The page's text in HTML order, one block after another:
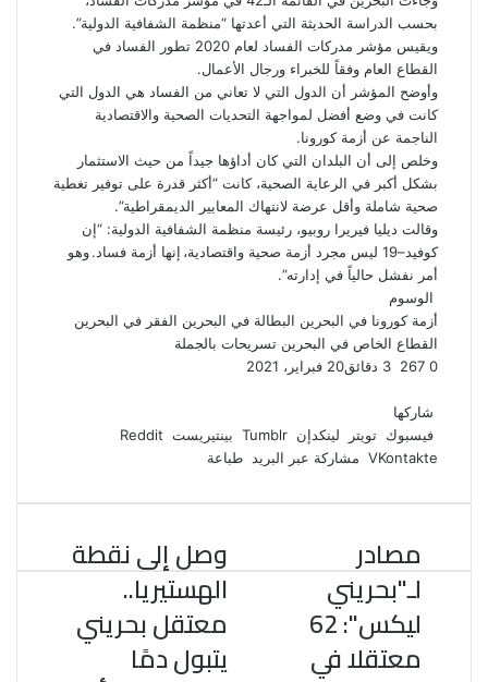
بحسب الدراسة الحديثة التي أعدتها “منظمة الشفافية الدولية”.
ويقيس مؤشر مدركات الفساد لعام 2020 تطور الفساد في
القطاع العام وفقاً للخبراء ورجال الأعمال.
وأوضح المؤشر أن الدول التي لا تعاني من الفساد هي الدول التي
كانت في وضع أفضل لمواجهة التحديات الصحية والاقتصادية
الناجمة عن أزمة كورونا.
وخلص إلى أن البلدان التي كان أداؤها جيداً من حيث الاستثمار
بشكل أكبر في الرعاية الصحية، كانت “أكثر قدرة على توفير تغطية
صحية شاملة وأقل عرضة لانتهاك المعايير الديمقراطية”.
وقالت ديليا فيريرا روبيو، رئيسة منظمة الشفافية الدولية: “إن
كوفيد–19 ليس مجرد أزمة صحية واقتصادية، إنها أزمة فساد. وهو
أمر نفشل حالياً في إدارته”.
الوسوم
أزمة كورونا في البحرين البطالة في البحرين الفقر في البحرين
القطاع الخاص في البحرين تسريحات بالجملة
20 فبراير، 2021
0
ي
س
ب
ك
و
ي
ت
ي
ن
ك
إ
T
u
m
l
ي
ن
ت
ر
س
ت
R
e
d
i
ا
ت
س
ب
شاركها
فيسبوك تويتر لينكدإن بينتيريست
مشاركة عبر البريد طباعة
وصل إلى نقطة
الهستيريا..
معتقل بحريني
يتبول دمًا
مصادر
لـ"بحريني
ليكس": 62
معتقلا في